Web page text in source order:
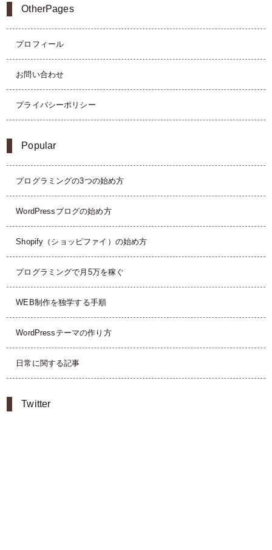
OtherPages
プロフィール
お問い合わせ
プライバシーポリシー
Popular
プログラミングの3つの始め方
WordPressブログの始め方
Shopify（ショッピファイ）の始め方
プログラミングで月5万を稼ぐ
WEB制作を独学する手順
WordPressテーマの作り方
日常に関する記事
Twitter